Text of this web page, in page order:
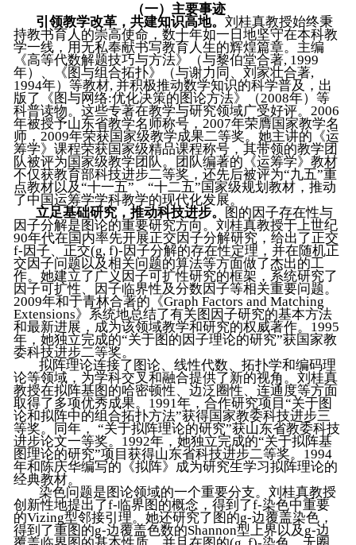
（一）主要事迹
引领教学改革，共建知识高地。刘桂真教授始终秉
持教书育人的崇高使命，数十年如一日地坚守在本科教
学一线，用无私奉献书写教育人生的辉煌篇章。主编
《高等代数解题技巧与方法》（与黎伯堂合著, 1999
年）、《图与组合拓扑》（与谢力同、刘家壮合著,
1994年）等教材, 并积极推动数学知识的科学普及，出
版了《图与网络:优化决策的图论方法》（2008年）等
科普读物。这些专著在教学与研究领域广受好评。2006
年被授予山东省教学名师称号，2007年荣膺国家教学名
师，2009年荣获国家级教学成果二等奖。她主讲的《运
筹学》课程荣获国家级精品课程称号，其带领的教学团
队被评为国家级教学团队。团队编著的《运筹学》教材
不仅获教育部科技进步二等奖，还先后被评为“九五”重
点教材以及“十一五”、“十二五”国家级规划教材，推动
了中国运筹学学科教学的现代化发展。
立足基础研究，推动科技进步。 图的因子存在性与
因子分解是图论的重要研究方向。刘桂真教授于上世纪
90年代在国内率先开展正交因子分解研究，给出了正交
f-因子、正交(g, f)-因子分解的存在性定理，并在随机正
交因子问题以及相关问题的算法等方面做了杰出的工
作。她建立了广义因子可扩性研究的框架，系统研究了
因子可扩性、因子临界性及分数因子等相关重要问题。
2009年和于青林合著的《Graph Factors and Matching
Extensions》系统地总结了有关图因子研究的基本方法
和最新进展，成为该领域教学和研究的权威著作。1995
年，她独立完成的“关于图的因子理论的研究”获国家教
委科技进步二等奖。
拟阵理论连接了图论、线性代数、拓扑学和编码理
论等领域，为学科交叉和融合提供了新的视角。刘桂真
教授在拟阵基图的哈密顿性、边泛圈性、连通度等方面
取得了多项优秀成果。1991年，合作研究项目“关于图
论和拟阵中的组合拓扑方法”获得国家教委科技进步三
等奖。同年， “关于拟阵理论的研究”获山东省教委科技
进步论文一等奖。1992年，她独立完成的“关于拟阵基
图理论的研究”项目获得山东省科技进步二等奖。1994
年和陈庆华编写的《拟阵》成为研究生学习拟阵理论的
经典教材。
染色问题是图论领域的一个重要分支。刘桂真教授
创新性地提出了f-临界图的概念，得到了f-染色中重要
的Vizing型邻接引理。她还研究了图的g-边覆盖染色，
得到了重图的g-边覆盖色数的Shannon型上界以及g-边